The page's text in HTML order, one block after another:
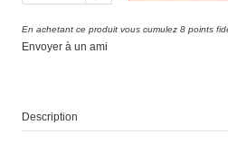
En achetant ce produit vous cumulez 8 points
Envoyer à un ami
Description